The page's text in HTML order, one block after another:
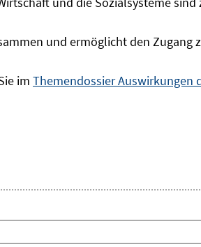
und ermöglicht den
im Themendossier Auswirkungen